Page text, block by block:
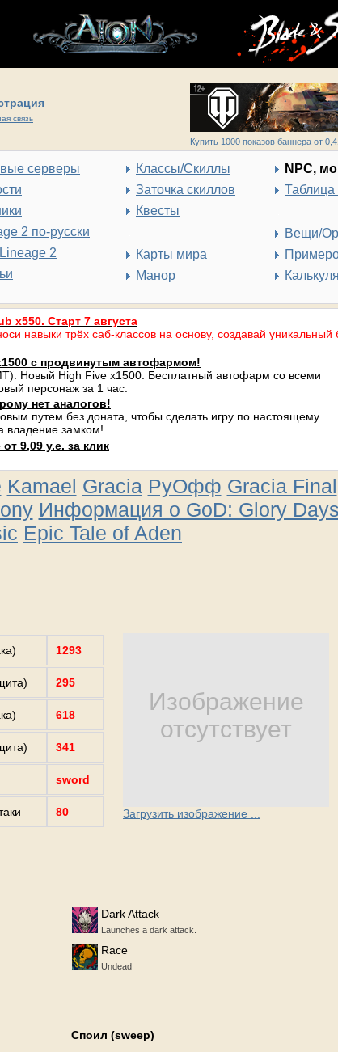
связь
Купить 1000 показов баннера от
серверы
2 по-русски
2
Классы/Скиллы
Заточка скиллов
Квесты
Карты мира
Манор
NPC,
Таблица
Вещи/
x550. Старт 7 августа
навыки трёх саб-классов на основу, создавай уникальный
с продвинутым автофармом!
Новый High Five x1500. Бесплатный автофарм со всеми
персонаж за 1 час.
нет аналогов!
путем без доната, чтобы сделать игру по настоящему
владение замком!
9,09 у.е. за клик
Kamael Gracia РуОфф Gracia Final
Информация о GoD: Glory Days
Epic Tale of Aden
1293
295
618
341
sword
80
Изображение
отсутствует
Загрузить изображение ...
Dark Attack
Launches a dark attack.
Race
Undead
Споил (sweep)